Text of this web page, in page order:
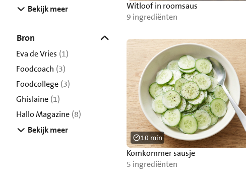
Bekijk meer
Bron
Eva de Vries (1)
Foodcoach (3)
Foodcollege (3)
Ghislaine (1)
Hallo Magazine (8)
Bekijk meer
Witloof in roomsaus
9 ingrediënten
Komkommer sausje
5 ingrediënten
10 min